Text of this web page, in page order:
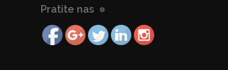
Pratite nas